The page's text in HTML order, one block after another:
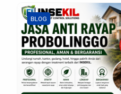
BLOG